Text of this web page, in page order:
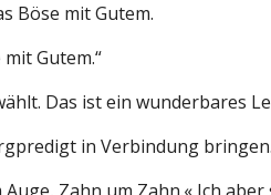
Böse mit Gutem.
Gutem.“
Das ist ein wunderbares
in Verbindung